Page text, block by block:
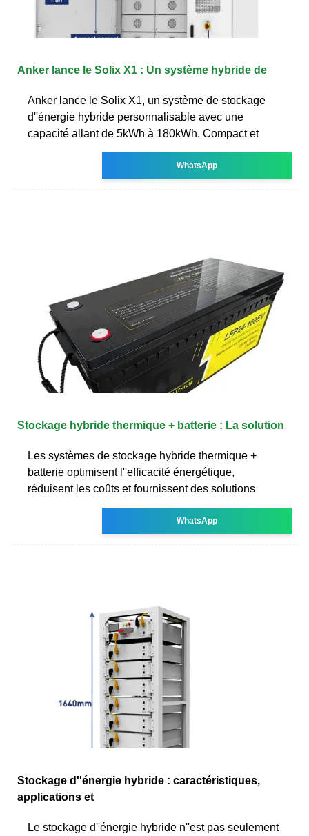
Anker lance le Solix X1 : Un système hybride de
Anker lance le Solix X1, un système de stockage
d''énergie hybride personnalisable avec une
capacité allant de 5kWh à 180kWh. Compact et
WhatsApp
Stockage hybride thermique + batterie : La solution
Les systèmes de stockage hybride thermique +
batterie optimisent l''efficacité énergétique,
réduisent les coûts et fournissent des solutions
WhatsApp
Stockage d''énergie hybride : caractéristiques,
applications et
Le stockage d''énergie hybride n''est pas seulement